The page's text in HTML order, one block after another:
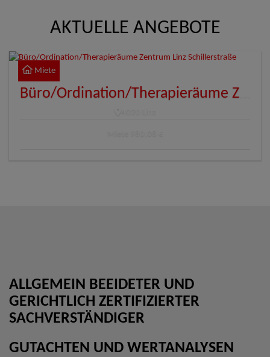
AKTUELLE ANGEBOTE
Miete
ALLGEMEIN BEEIDETER UND
GERICHTLICH ZERTIFIZIERTER
SACHVERSTÄNDIGER
GUTACHTEN UND WERTANALYSEN